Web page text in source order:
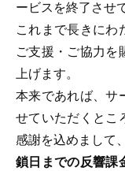
ービスを終了させ
これまで長きにわ
ご支援・ご協力を
上げます。
本来であれば、サ
せていただくとこ
感謝を込めまして、
鎖日までの反響課